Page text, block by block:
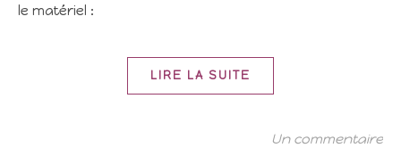
le matériel :
LIRE LA SUITE
Un commentaire